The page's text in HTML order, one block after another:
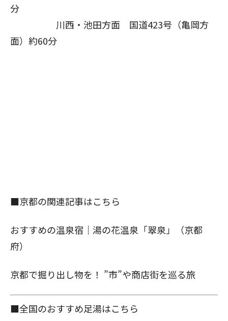
分
川西・池田方面 国道423号（亀岡方
面）約60分
■京都の関連記事はこちら
おすすめの温泉宿｜湯の花温泉「翠泉」（京都
府）
京都で掘り出し物を！ ”市”や商店街を巡る旅
■全国のおすすめ足湯はこちら